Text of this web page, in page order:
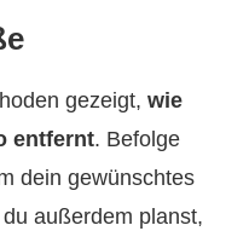
gezeigt, wie
entfernt. Befolge
dein gewünschtes
außerdem planst,